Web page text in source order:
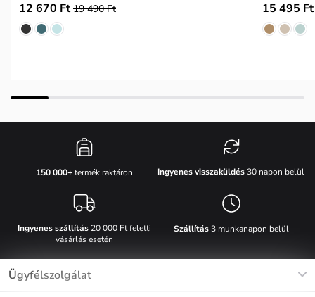
12 670 Ft 19 490 Ft 15 495 Ft
150 000+termék raktáron Ingyenes visszaküldés30 napon belül
Ingyenes szállítás20 000 Ft feletti
vásárlás esetén
Szállítás3 munkanapon belül
Ügyfélszolgálat